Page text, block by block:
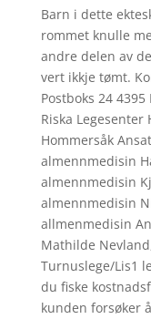
Barn i dette
rommet knulle
andre delen av
vert ikkje tømt.
Postboks 24
Riska Legesenter
Hommersåk
almennmedisin
almennmedisin
almennmedisin
allmenmedisin
Mathilde
Turnuslege/Lis1
du fiske
kunden forsøker